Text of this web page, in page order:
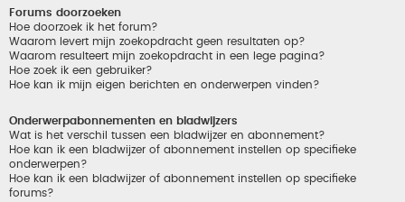
Forums doorzoeken
Hoe doorzoek ik het forum?
Waarom levert mijn zoekopdracht geen resultaten op?
Waarom resulteert mijn zoekopdracht in een lege pagina?
Hoe zoek ik een gebruiker?
Hoe kan ik mijn eigen berichten en onderwerpen vinden?
Onderwerpabonnementen en bladwijzers
Wat is het verschil tussen een bladwijzer en abonnement?
Hoe kan ik een bladwijzer of abonnement instellen op specifieke
onderwerpen?
Hoe kan ik een bladwijzer of abonnement instellen op specifieke
forums?